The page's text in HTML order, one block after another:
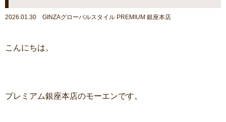
2026.01.30 GINZAグローバルスタイル PREMIUM 銀座本店
こんにちは。
プレミアム銀座本店のモーエンです。